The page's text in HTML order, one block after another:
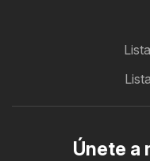
Únete a